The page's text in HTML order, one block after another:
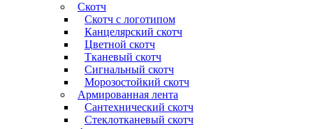
Скотч
Скотч с логотипом
Канцелярский скотч
Цветной скотч
Тканевый скотч
Сигнальный скотч
Морозостойкий скотч
Армированная лента
Сантехнический скотч
Стеклотканевый скотч